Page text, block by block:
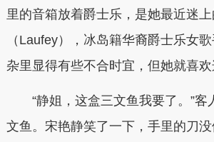
里的音箱放着爵士乐，是她最近迷
（Laufey），冰岛籍华裔爵士乐女
杂里显得有些不合时宜，但她就喜欢
“静姐，这盒三文鱼我要了。”客
文鱼。宋艳静笑了一下，手里的刀没